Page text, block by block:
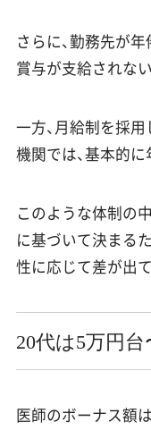
さらに、勤務先が
賞与が支給されな
一方、月給制を採
機関では、基本的
このような体制の
に基づいて決まる
性に応じて差が出
20代は5万円台
医師のボーナス額